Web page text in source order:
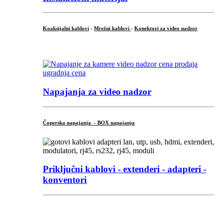
Koaksijalni kablovi - Mrežni kablovi - Konektori za video nadzor
Napajanja za video nadzor
Čoperska napajanja - BOX napajanja
Priključni kablovi - extenderi - adapteri -
konventori